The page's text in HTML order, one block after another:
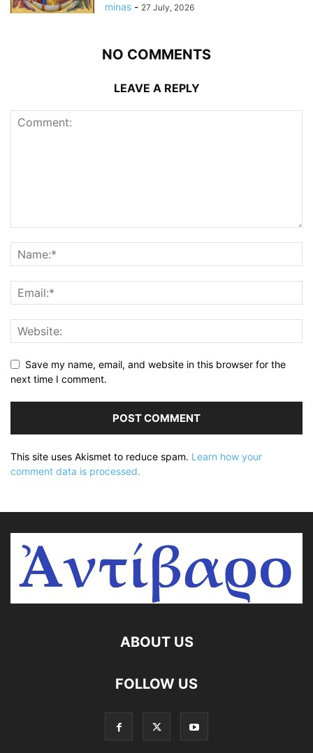
minas - 27 July, 2026
NO COMMENTS
LEAVE A REPLY
Save my name, email, and website in this browser for the
next time I comment.
This site uses Akismet to reduce spam. Learn how your
comment data is processed.
ABOUT US
FOLLOW US